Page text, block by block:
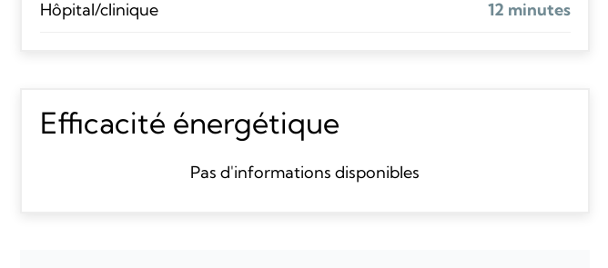
Hôpital/clinique 12 minutes
Efficacité énergétique
Pas d'informations disponibles